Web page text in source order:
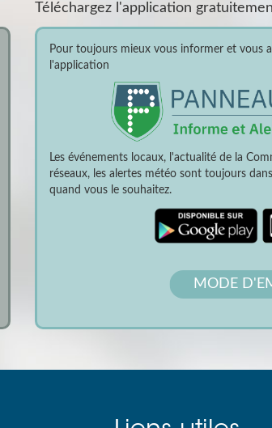
Téléchargez l'application
Pour toujours mieux vous informer et vous
l'application
Les événements locaux, l'actualité de la
réseaux, les alertes météo sont toujours
quand vous le souhaitez.
MODE